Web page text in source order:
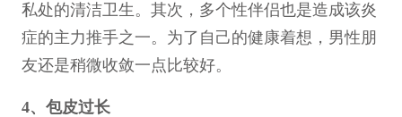
私处的清洁卫生。其次，多个性伴侣也是造成该炎
症的主力推手之一。为了自己的健康着想，男性朋
友还是稍微收敛一点比较好。
4、包皮过长